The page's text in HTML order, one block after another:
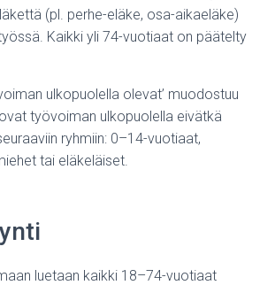
(pl. perhe-eläke, osa-aikaeläke)
Kaikki yli 74-vuotiaat on päätelty
ulkopuolella olevat’ muodostuu
työvoiman ulkopuolella eivätkä
ryhmiin: 0–14-vuotiaat,
tai eläkeläiset.
luetaan kaikki 18–74-vuotiaat